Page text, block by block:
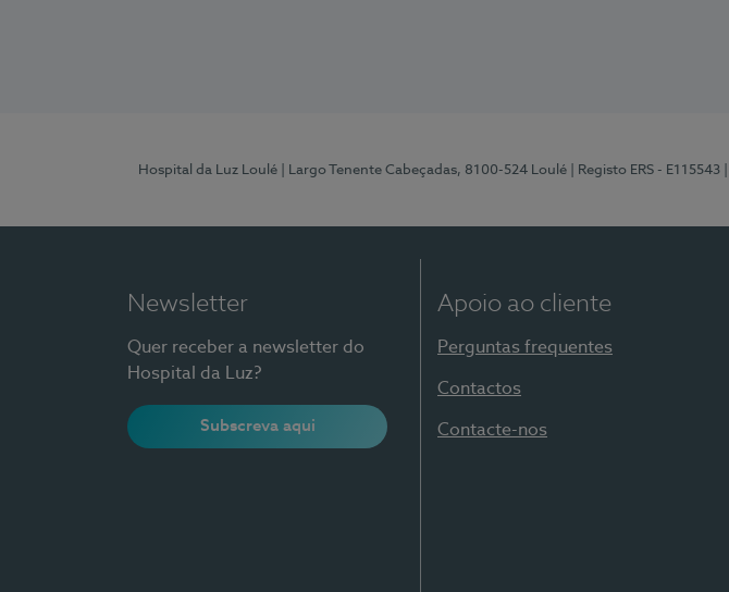
Hospital da Luz Loulé | Largo Tenente Cabeçadas, 8100-524 Loulé | Registo ERS - E115543
Newsletter
Quer receber a newsletter do
Hospital da Luz?
Subscreva aqui
Apoio ao cliente
Perguntas frequentes
Contactos
Contacte-nos